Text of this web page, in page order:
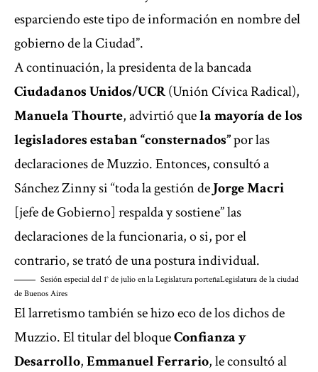
esparciendo este tipo de información en nombre del
gobierno de la Ciudad”.
A continuación, la presidenta de la bancada
Ciudadanos Unidos/UCR(Unión Cívica Radical),
Manuela Thourte, advirtió quela mayoría de los
legisladores estaban “consternados”por las
declaraciones de Muzzio. Entonces, consultó a
Sánchez Zinny si “toda la gestión deJorge Macri
[jefe de Gobierno] respalda y sostiene” las
declaraciones de la funcionaria, o si, por el
contrario, se trató de una postura individual.
Sesión especial del 1° de julio en la Legislatura porteñaLegislatura de la ciudad
de Buenos Aires
El larretismo también se hizo eco de los dichos de
Muzzio. El titular del bloqueConfianza y
Desarrollo,Emmanuel Ferrario, le consultó al